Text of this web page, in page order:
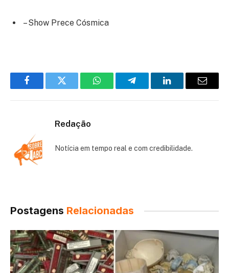
– Show Prece Cósmica
FacebookTwitter WhatsAppTelegramLinkedInEmail
Redação
Notícia em tempo real e com credibilidade.
Postagens Relacionadas